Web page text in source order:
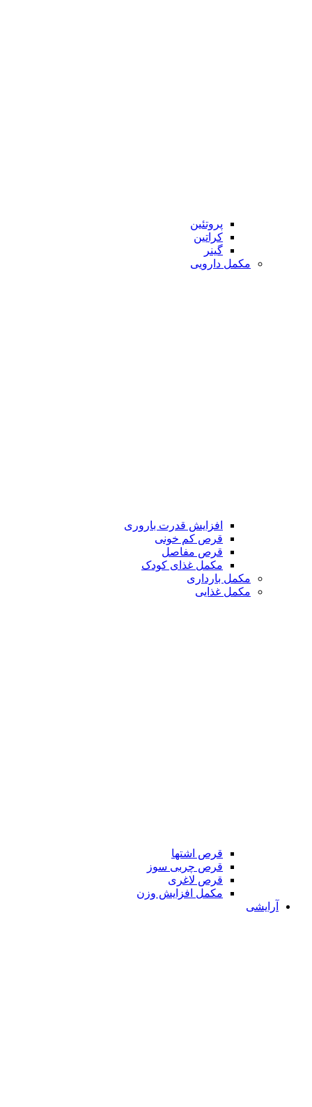
پروتئین
کراتین
گینر
مکمل دارویی
افزایش قدرت باروری
قرص کم خونی
قرص مفاصل
مکمل غذای کودک
مکمل بارداری
مکمل غذایی
قرص اشتها
قرص چربی سوز
قرص لاغری
مکمل افزایش وزن
آرایشی